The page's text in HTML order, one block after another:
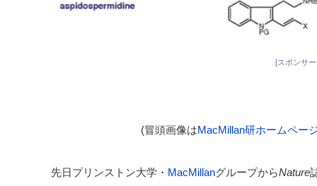
[スポンサ
(冒頭画像はMacMillan研ホームペー
先日プリンストン大学・ MacMillanグループからNature